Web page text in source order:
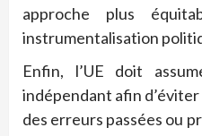
approche plus
instrumentalisation
Enfin, l’UE doit
indépendant afin
des erreurs passées ou